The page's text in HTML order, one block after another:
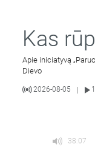
Kas
Apie iniciatyvą
Dievo
2026-08-05
38:07